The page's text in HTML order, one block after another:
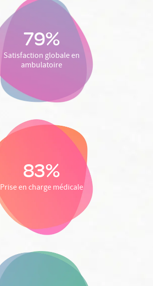
79%
Satisfaction globale en
ambulatoire
83%
Prise en charge médicale